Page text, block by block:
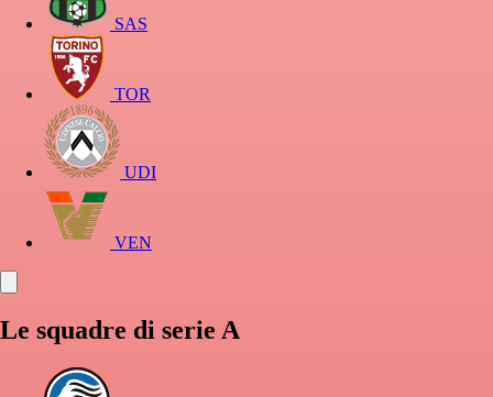
SAS
TOR
UDI
VEN
Le squadre di serie A